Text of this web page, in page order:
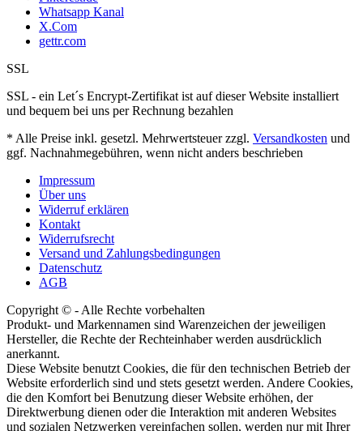
Whatsapp Kanal
X.Com
gettr.com
SSL
SSL - ein Let´s Encrypt-Zertifikat ist auf dieser Website installiert
und bequem bei uns per Rechnung bezahlen
* Alle Preise inkl. gesetzl. Mehrwertsteuer zzgl. Versandkosten und
ggf. Nachnahmegebühren, wenn nicht anders beschrieben
Impressum
Über uns
Widerruf erklären
Kontakt
Widerrufsrecht
Versand und Zahlungsbedingungen
Datenschutz
AGB
Copyright © - Alle Rechte vorbehalten
Produkt- und Markennamen sind Warenzeichen der jeweiligen
Hersteller, die Rechte der Rechteinhaber werden ausdrücklich
anerkannt.
Diese Website benutzt Cookies, die für den technischen Betrieb der
Website erforderlich sind und stets gesetzt werden. Andere Cookies,
die den Komfort bei Benutzung dieser Website erhöhen, der
Direktwerbung dienen oder die Interaktion mit anderen Websites
und sozialen Netzwerken vereinfachen sollen, werden nur mit Ihrer